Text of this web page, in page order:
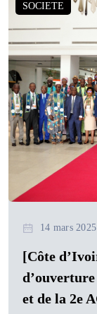
SOCIETE
14 mars 2025
[Côte
et de la 2e